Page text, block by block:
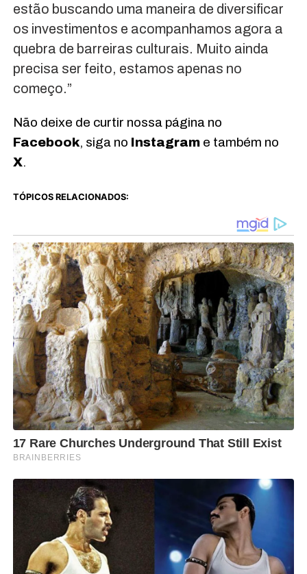
estão buscando uma maneira de diversificar
os investimentos e acompanhamos agora a
quebra de barreiras culturais. Muito ainda
precisa ser feito, estamos apenas no
começo.”
Não deixe de curtir nossa página no
Facebook, siga no Instagrame também no
X.
TÓPICOS RELACIONADOS: